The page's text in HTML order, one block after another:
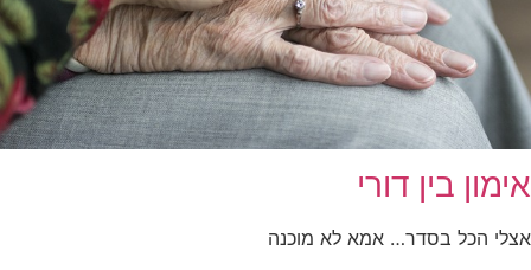
אימון בין דורי
אצלי הכל בסדר… אמא לא מוכנה